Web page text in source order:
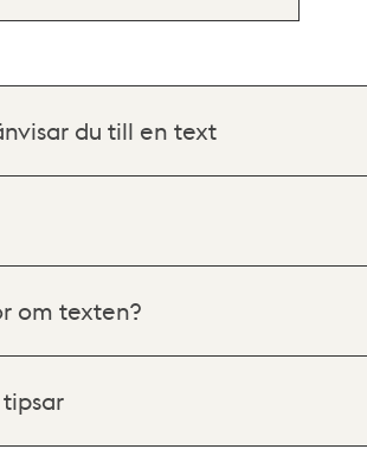
du till en text
om texten?